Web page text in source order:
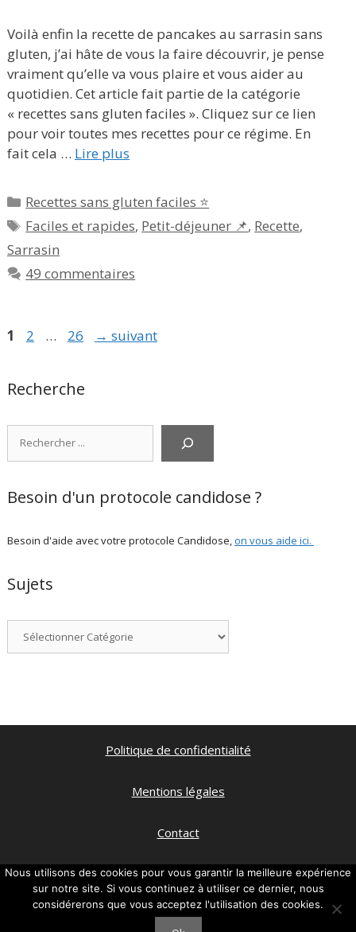
Voilà enfin la recette de pancakes au sarrasin sans
gluten, j’ai hâte de vous la faire découvrir, je pense
vraiment qu’elle va vous plaire et vous aider au
quotidien. Cet article fait partie de la catégorie
« recettes sans gluten faciles ». Cliquez sur ce lien
pour voir toutes mes recettes pour ce régime. En
fait cela … Lire plus
Catégories
Recettes sans gluten faciles ⭐
Étiquettes
Faciles et rapides, Petit-déjeuner 📌, Recette,
Sarrasin
49 commentaires
Page
1 Page
2 … Page
26 → suivant
Recherche
Besoin d'un protocole candidose ?
Besoin d'aide avec votre protocole Candidose,on vous aide ici.
Sujets
Politique de confidentialité
Mentions légales
Contact
Qui suis je ?
Ma chaine Youtube
Nous utilisons des cookies pour vous garantir la meilleure expérience
sur notre site. Si vous continuez à utiliser ce dernier, nous
considérerons que vous acceptez l'utilisation des cookies.